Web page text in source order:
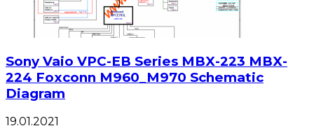
Sony Vaio VPC-EB Series MBX-223 MBX-
224 Foxconn M960_M970 Schematic
Diagram
19.01.2021